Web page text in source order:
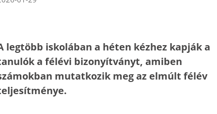
legtöbb iskolában a héten kézhez kapják a
a félévi bizonyítványt, amiben
mutatkozik meg az elmúlt félév